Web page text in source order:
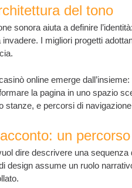
del tono
sonora aiuta a definire
I migliori progetti
online emerge
la pagina in uno spazio
stanze, e percorsi di
un
dire descrivere una
design assume un ruolo